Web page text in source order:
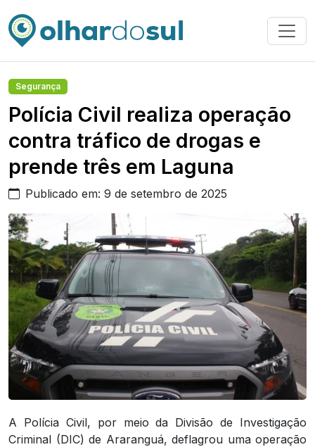
Segurança
Polícia Civil realiza operação
contra tráfico de drogas e
prende três em Laguna
Publicado em: 9 de setembro de 2025
A Polícia Civil, por meio da Divisão de Investigação
Criminal (DIC) de Araranguá, deflagrou uma operação